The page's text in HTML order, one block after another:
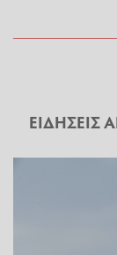
ΕΙΔΗΣΕΙΣ